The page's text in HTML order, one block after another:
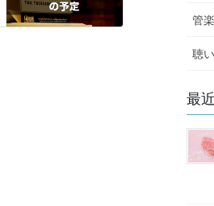
管
聴
最